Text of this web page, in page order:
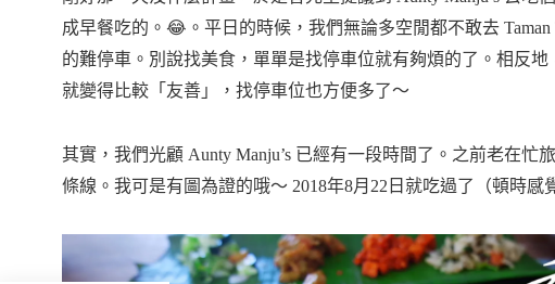
成早餐吃的。😂。平日的時候，我們無論多空閒都不敢去
的難停車。別說找美食，單單是找停車位就有夠煩的了。相反
就變得比較「友善」，找停車位也方便多了～
其實，我們光顧 Aunty Manju’s 已經有一段時間了。之前老在
條線。我可是有圖為證的哦～ 2018年8月22日就吃過了（頓時感